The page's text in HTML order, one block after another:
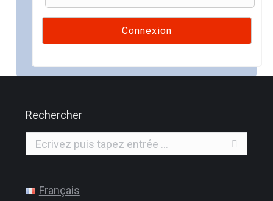
Rechercher
Recherche
:
Français